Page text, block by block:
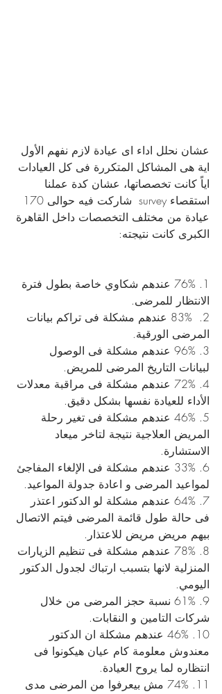
عشان نحلل اداء اى عيادة لازم نفهم الأول
اية هى المشاكل المتكررة فى كل العيادات
اياً كانت تخصصاتها، عشان كدة عملنا
عيادة من مختلف التخصصات داخل القاهرة
الكبرى كانت نتيجته:
1. 76% عندهم شكاوي خاصة بطول فترة
الانتظار للمرضى.
2.  83% عندهم مشكلة فى تراكم بيانات
المرضى الورقية.
3. 96% عندهم مشكلة فى الوصول
لبيانات التاريخ المرضى للمريض.
4. 72% عندهم مشكلة فى مراقبة معدلات
الأداء للعيادة نفسها بشكل دقيق.
5. 46% عندهم مشكلة فى تغير رحلة
المريض العلاجية نتيجة لتاخر ميعاد
الاستشارة.
6. 33% عندهم مشكلة فى الإلغاء المفاجئ
لمواعيد المرضى و اعادة جدولة المواعيد.
7. 64% عندهم مشكلة لو الدكتور اعتذر
فى حالة طول قائمة المرضى فيتم الاتصال
بيهم مريض مريض للاعتذار.
8. 78% عندهم مشكلة فى تنظيم الزيارات
المنزلية لانها بتسبب ارتباك لجدول الدكتور
اليومي.
9. 61% نسبة حجز المرضى من خلال
شركات التامين و النقابات.
10. 46% عندهم مشكلة ان الدكتور
معندوش معلومة كام عيان هيكونوا فى
انتظاره لما يروح العيادة.
11. 74% مش بيعرفوا من المرضى مدى